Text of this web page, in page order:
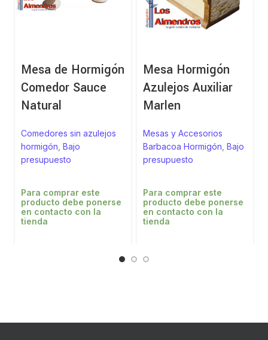
Mesa de Hormigón
Comedor Sauce
Natural
Comedores sin azulejos
hormigón,Bajo
presupuesto
Para comprar este
producto debe ponerse
en contacto con la
tienda
Mesa Hormigón
Azulejos Auxiliar
Marlen
Mesas y Accesorios
Barbacoa Hormigón, Bajo
presupuesto
Para comprar este
producto debe ponerse
en contacto con la
tienda